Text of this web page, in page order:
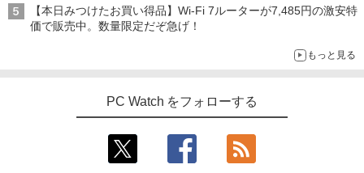
【本日みつけたお買い得品】Wi-Fi 7ルーターが7,485円の激安特
価で販売中。数量限定だぞ急げ！
もっと見る
PC Watch をフォローする